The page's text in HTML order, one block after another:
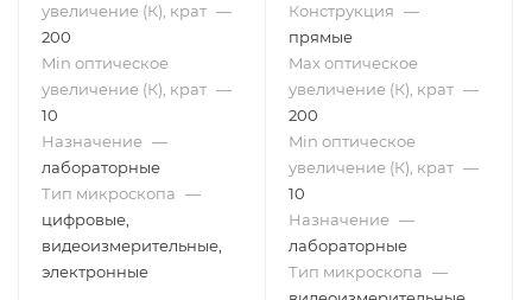
увеличение (К), крат —
200
Min оптическое
увеличение (К), крат —
10
Назначение —
лабораторные
Тип микроскопа —
цифровые,
видеоизмерительные,
электронные
Конструкция —
прямые
Max оптическое
увеличение (К), крат —
200
Min оптическое
увеличение (К), крат —
10
Назначение —
лабораторные
Тип микроскопа —